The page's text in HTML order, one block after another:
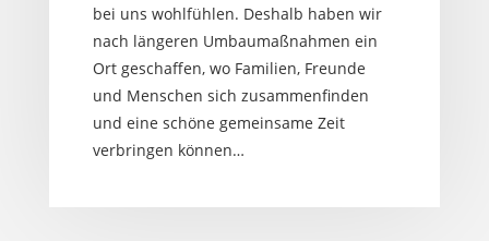
bei uns wohlfühlen. Deshalb haben wir
nach längeren Umbaumaßnahmen ein
Ort geschaffen, wo Familien, Freunde
und Menschen sich zusammenfinden
und eine schöne gemeinsame Zeit
verbringen können…